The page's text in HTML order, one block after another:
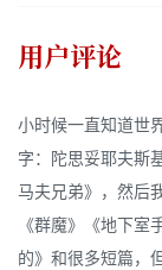
用户评论
小时候一直知道世
字：陀思妥耶夫斯
马夫兄弟》，然后
《群魔》《地下室
的》和很多短篇，